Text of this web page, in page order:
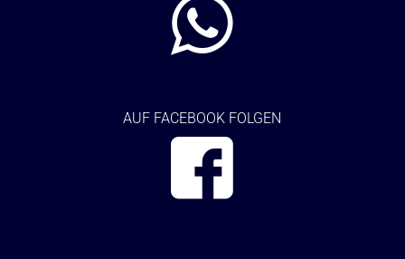
AUF FACEBOOK FOLGEN